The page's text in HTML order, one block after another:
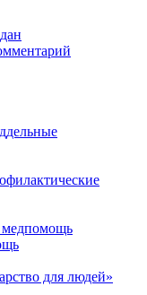
медпомощь
для людей»